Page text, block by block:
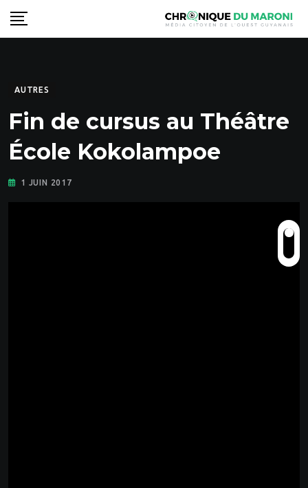
Skip
to
AUTRES
Fin de cursus au Théâtre
École Kokolampoe
1 JUIN 2017